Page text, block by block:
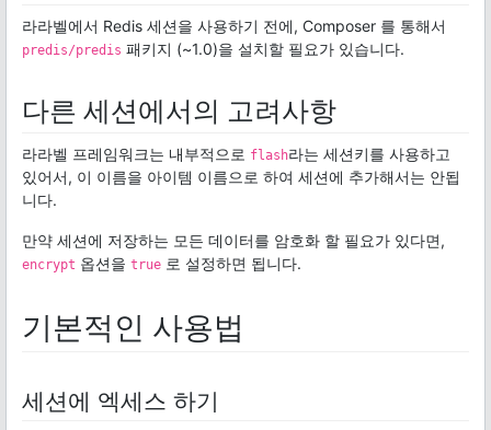
라라벨에서 Redis 세션을 사용하기 전에, Composer 를 통해서
predis/predis 패키지 (~1.0)을 설치할 필요가 있습니다.
다른 세션에서의 고려사항
라라벨 프레임워크는 내부적으로 flash라는 세션키를 사용하고
있어서, 이 이름을 아이템 이름으로 하여 세션에 추가해서는 안됩
니다.
만약 세션에 저장하는 모든 데이터를 암호화 할 필요가 있다면,
encrypt 옵션을 true 로 설정하면 됩니다.
기본적인 사용법
세션에 엑세스 하기